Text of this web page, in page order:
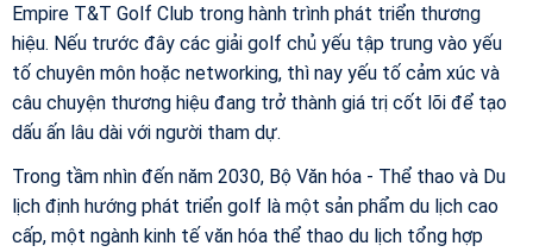
Empire T&T Golf Club trong hành trình phát triển thương
hiệu. Nếu trước đây các giải golf chủ yếu tập trung vào yếu
tố chuyên môn hoặc networking, thì nay yếu tố cảm xúc và
câu chuyện thương hiệu đang trở thành giá trị cốt lõi để tạo
dấu ấn lâu dài với người tham dự.
Trong tầm nhìn đến năm 2030, Bộ Văn hóa - Thể thao và Du
lịch định hướng phát triển golf là một sản phẩm du lịch cao
cấp, một ngành kinh tế văn hóa thể thao du lịch tổng hợp